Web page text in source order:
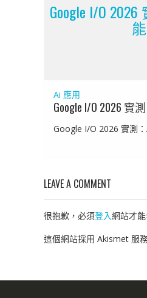
Google I/O
Ai 應用
Google I/O 2026 實
Google I/O 2026 實測：
LEAVE A COMMENT
很抱歉，必須登入網站才能
這個網站採用 Akismet 服